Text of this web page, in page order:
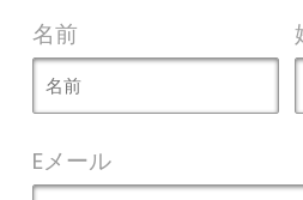
名前
Eメール